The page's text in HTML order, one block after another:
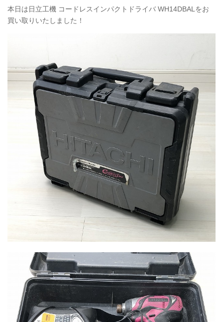
本日は日立工機 コードレスインパクトドライバ WH14DBAL をお
買い取りいたしました！